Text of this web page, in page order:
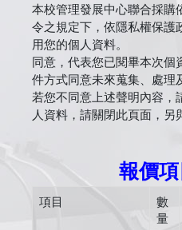
本校管理發展中心聯合採購
令之規定下，依隱私權保護
用您的個人資料。
同意，代表您已閱畢本次個
件方式同意未來蒐集、處理
若您不同意上述聲明內容，
人資料，請關閉此頁面，另
報價
項目
數
量